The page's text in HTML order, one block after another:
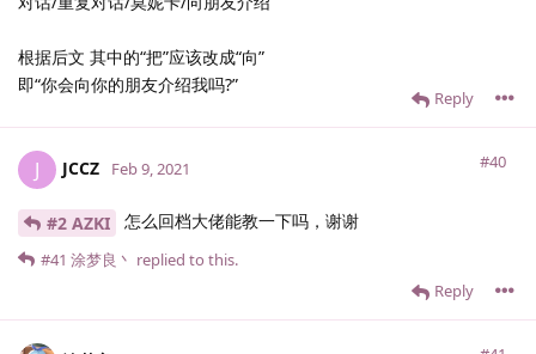
根据后文 其中的“把”应该改成“向”
即“你会向你的朋友介绍我吗?”
Reply
J JCCZ #40
Feb 9, 2021
#2 AZKI 怎么回档大佬能教一下吗，谢谢
Reply
#41 涂梦良丶 replied to this.